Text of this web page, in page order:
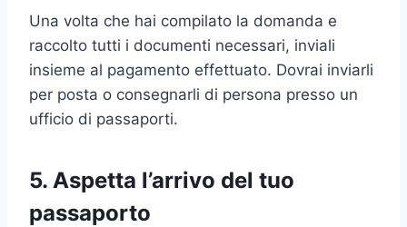
Una volta che hai compilato la domanda e
raccolto tutti i documenti necessari, inviali
insieme al pagamento effettuato. Dovrai inviarli
per posta o consegnarli di persona presso un
ufficio di passaporti.
5. Aspetta l’arrivo del tuo
passaporto